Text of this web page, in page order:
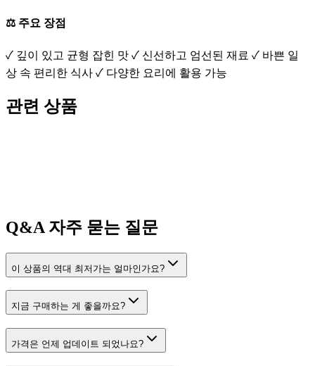
⚖️ 주요 장점
✓ 깊이 있고 균형 잡힌 맛 ✓ 신선하고 엄선된 재료 ✓ 바쁜 일
상 속 편리한 식사 ✓ 다양한 요리에 활용 가능
관련 상품
Q&A 자주 묻는 질문
이 상품의 역대 최저가는 얼마인가요?
지금 구매하는 게 좋을까요?
가격은 언제 업데이트 되었나요?